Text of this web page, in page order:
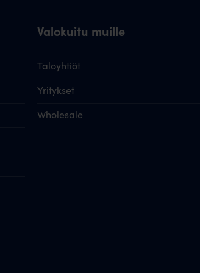
Valokuitu muille
Taloyhtiöt
Yritykset
Wholesale